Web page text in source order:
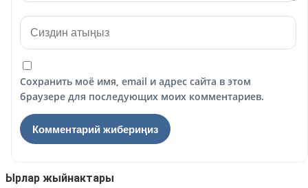
Сохранить моё имя, email и адрес сайта в этом
браузере для последующих моих комментариев.
Ырлар жыйнактары